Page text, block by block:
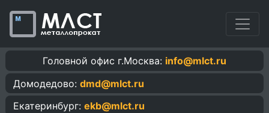
Головной офис г.Москва: info@mlct.ru
Домодедово: dmd@mlct.ru
Екатеринбург: ekb@mlct.ru